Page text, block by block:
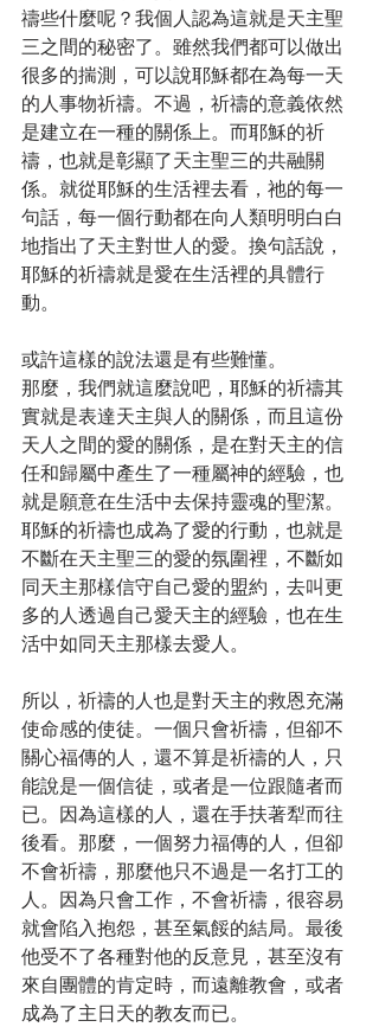
禱些什麼呢？我個人認為這就是天主聖
三之間的秘密了。雖然我們都可以做出
很多的揣測，可以說耶穌都在為每一天
的人事物祈禱。不過，祈禱的意義依然
是建立在一種的關係上。而耶穌的祈
禱，也就是彰顯了天主聖三的共融關
係。就從耶穌的生活裡去看，祂的每一
句話，每一個行動都在向人類明明白白
地指出了天主對世人的愛。換句話說，
耶穌的祈禱就是愛在生活裡的具體行
動。
或許這樣的說法還是有些難懂。
那麼，我們就這麼說吧，耶穌的祈禱其
實就是表達天主與人的關係，而且這份
天人之間的愛的關係，是在對天主的信
任和歸屬中產生了一種屬神的經驗，也
就是願意在生活中去保持靈魂的聖潔。
耶穌的祈禱也成為了愛的行動，也就是
不斷在天主聖三的愛的氛圍裡，不斷如
同天主那樣信守自己愛的盟約，去叫更
多的人透過自己愛天主的經驗，也在生
活中如同天主那樣去愛人。
所以，祈禱的人也是對天主的救恩充滿
使命感的使徒。一個只會祈禱，但卻不
關心福傳的人，還不算是祈禱的人，只
能說是一個信徒，或者是一位跟隨者而
已。因為這樣的人，還在手扶著犁而往
後看。那麼，一個努力福傳的人，但卻
不會祈禱，那麼他只不過是一名打工的
人。因為只會工作，不會祈禱，很容易
就會陷入抱怨，甚至氣餒的結局。最後
他受不了各種對他的反意見，甚至沒有
來自團體的肯定時，而遠離教會，或者
成為了主日天的教友而已。